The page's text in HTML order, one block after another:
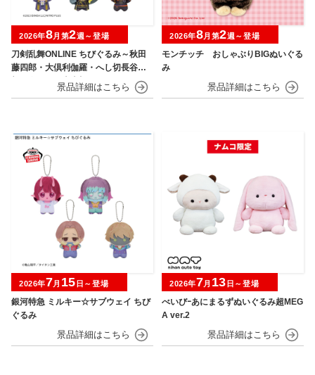
刀剣乱舞ONLINE ちびぐるみ～秋田
藤四郎・大倶利伽羅・へし切長谷
部・獅子王・火車切～
2026年8月第2週～登場
モンチッチ おしゃぶりBIGぬいぐる
み
2026年8月第2週～登場
銀河特急 ミルキー☆サブウェイ ちび
ぐるみ
2026年7月 15 日～登場
べいびｰあにまるずぬいぐるみ超MEG
A ver.2
2026年7月 13 日～登場